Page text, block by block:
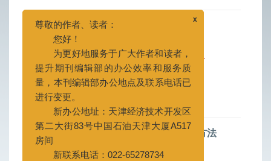
水基钻井液高温高压流变动力学研究
何淼,施皓瀚
2021, 38(3): 271-279.doi:10.3969/j.issn.1001-
5620.2021.03.002
摘要
[施引文献]
钻井液高温流变性能测试仪器与测试方法
刘晓栋,刘涛
尊敬的作者、读者：
您好！
为更好地服务于广大作者和读者，
提升期刊编辑部的办公效率和服务质
量，本刊编辑部办公地点及联系电话已
进行变更。
新办公地址：天津经济技术开发区
第二大街83号中国石油天津大厦A517
房间